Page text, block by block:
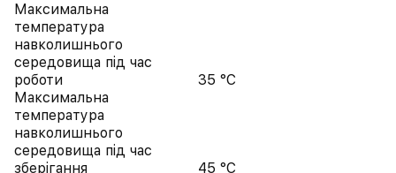
Максимальна
температура
навколишнього
середовища під час
роботи
35 °C
Максимальна
температура
навколишнього
середовища під час
зберігання
45 °C